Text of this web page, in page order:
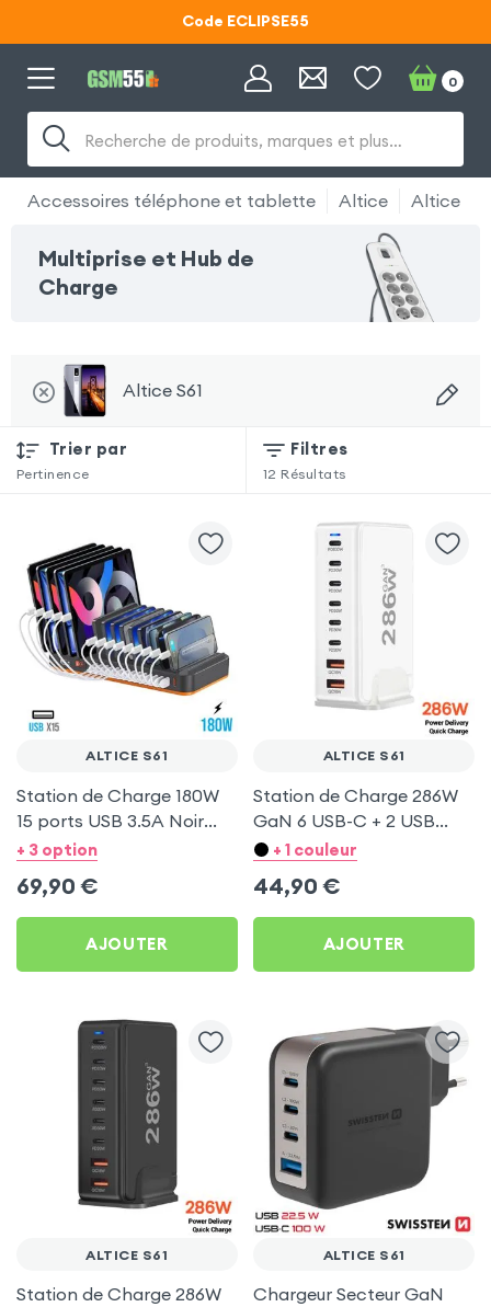
Code ECLIPSE55
Code ECLIPSE55
Recherche de produits, marques et plus…
0
Accessoires téléphone et tablette Altice Altice S61
Multiprise et Hub de
Charge
Altice S61
Trier par
Pertinence
Filtres
12 Résultats
ALTICE S61
Station de Charge 180W
15 ports USB 3.5A Noir
pour Altice S61
+ 3 option
69,90 €
AJOUTER
ALTICE S61
Station de Charge 286W
GaN 6 USB-C + 2 USB
Blanc pour Altice S61
+ 1 couleur
44,90 €
AJOUTER
ALTICE S61
Station de Charge 286W
ALTICE S61
Chargeur Secteur GaN